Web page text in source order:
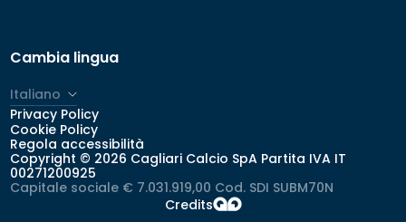
Cambia lingua
Italiano
English
Privacy Policy
Cookie Policy
Regola accessibilità
Copyright © 2026 Cagliari Calcio SpA Partita IVA IT
00271200925
Capitale sociale € 7.031.919,00 Cod. SDI SUBM70N
Credits